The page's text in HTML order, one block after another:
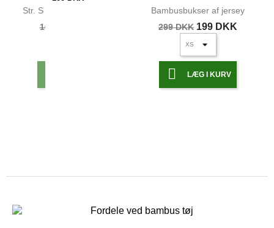
Str. S og M Bambus basis...
169 DKK
Bambusbukser af jersey
299 DKK 199 DKK
 LÆG I KURV